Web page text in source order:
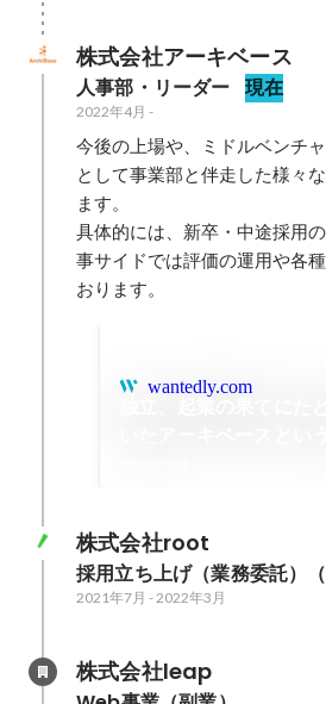
株式会社アーキベース
人事部・リーダー 現在
2022年4月 -
今後の上場や、ミドルベンチ
として事業部と伴走した様々
ます。
具体的には、新卒・中途採用
事サイドでは評価の運用や各
おります。
wantedly.com
株式会社root
採用立ち上げ（業務委託）（
2021年7月 - 2022年3月
株式会社leap